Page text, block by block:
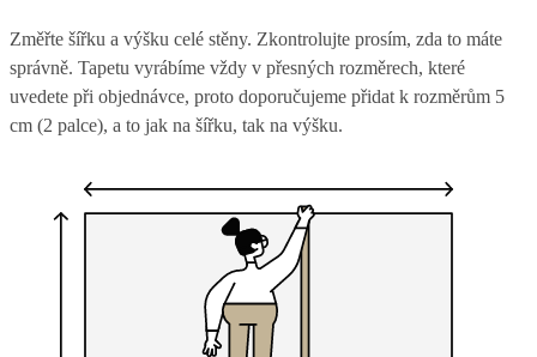
Změřte šířku a výšku celé stěny. Zkontrolujte prosím, zda to máte
správně. Tapetu vyrábíme vždy v přesných rozměrech, které
uvedete při objednávce, proto doporučujeme přidat k rozměrům 5
cm (2 palce), a to jak na šířku, tak na výšku.